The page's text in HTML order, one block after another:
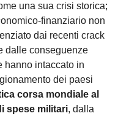
una sua crisi storica;
finanziario non
dai recenti crack
dalle conseguenze
hanno intaccato in
dei paesi
corsa mondiale al
spese militari, dalla